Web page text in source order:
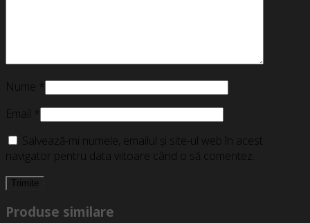
Nume *
Email *
Salvează-mi numele, emailul și site-ul web în acest
navigator pentru data viitoare când o să comentez.
Produse similare